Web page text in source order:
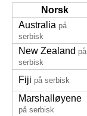
Norsk
Australia på
serbisk
New Zealand på
serbisk
Fiji på serbisk
Marshalløyene
på serbisk